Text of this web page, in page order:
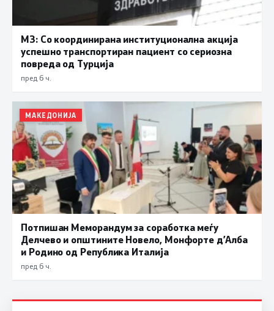
МЗ: Со координирана институционална акција
успешно транспортиран пациент со сериозна
повреда од Турција
пред 6 ч.
МАКЕДОНИЈА
Потпишан Меморандум за соработка меѓу
Делчево и општините Новело, Монфорте д’Алба
и Родино од Република Италија
пред 6 ч.